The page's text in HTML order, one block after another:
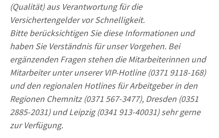
(Qualität) aus Verantwortung für die
Versichertengelder vor Schnelligkeit.
Bitte berücksichtigen Sie diese Informationen und
haben Sie Verständnis für unser Vorgehen. Bei
ergänzenden Fragen stehen die Mitarbeiterinnen und
Mitarbeiter unter unserer VIP-Hotline (0371 9118-168)
und den regionalen Hotlines für Arbeitgeber in den
Regionen Chemnitz (0371 567-3477), Dresden (0351
2885-2031) und Leipzig (0341 913-40031) sehr gerne
zur Verfügung.